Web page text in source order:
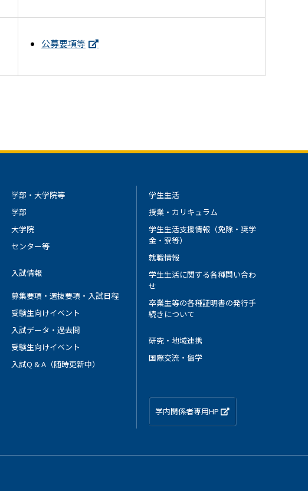
公募要項等
学部・大学院等
学部
大学院
センター等
入試情報
募集要項・選抜要項・入試日程
受験生向けイベント
入試データ・過去問
受験生向けイベント
入試Q & A（随時更新中）
学生生活
授業・カリキュラム
学生生活支援情報（免除・奨学
金・寮等）
就職情報
学生生活に関する各種問い合わ
せ
卒業生等の各種証明書の発行手
続きについて
研究・地域連携
国際交流・留学
学内関係者専用HP